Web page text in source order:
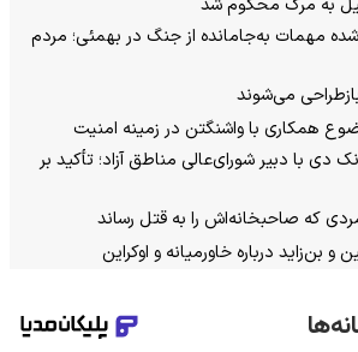
به مرگ محکوم شد
مهمات به‌جامانده از جنگ در بهمئی؛ مردم
می‌شوند
همکاری با واشنگتن در زمینه امنیت
دی با دبیر شورای‌عالی مناطق آزاد؛ تأکید بر
که صاحبخانه‌اش را به قتل رساند
بن‌زاید درباره خاورمیانه و اوکراین